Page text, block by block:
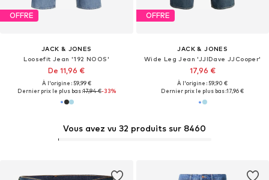
OFFRE
JACK & JONES
Loosefit Jean '192 NOOS'
De 11,96 €
À l'origine : 59,99 €
Dernier prix le plus bas :17,94 €-33%
OFFRE
JACK & JONES
Wide Leg Jean 'JJIDave JJCooper'
17,96 €
À l'origine : 59,90 €
Dernier prix le plus bas :17,96 €
Vous avez vu 32 produits sur 8460